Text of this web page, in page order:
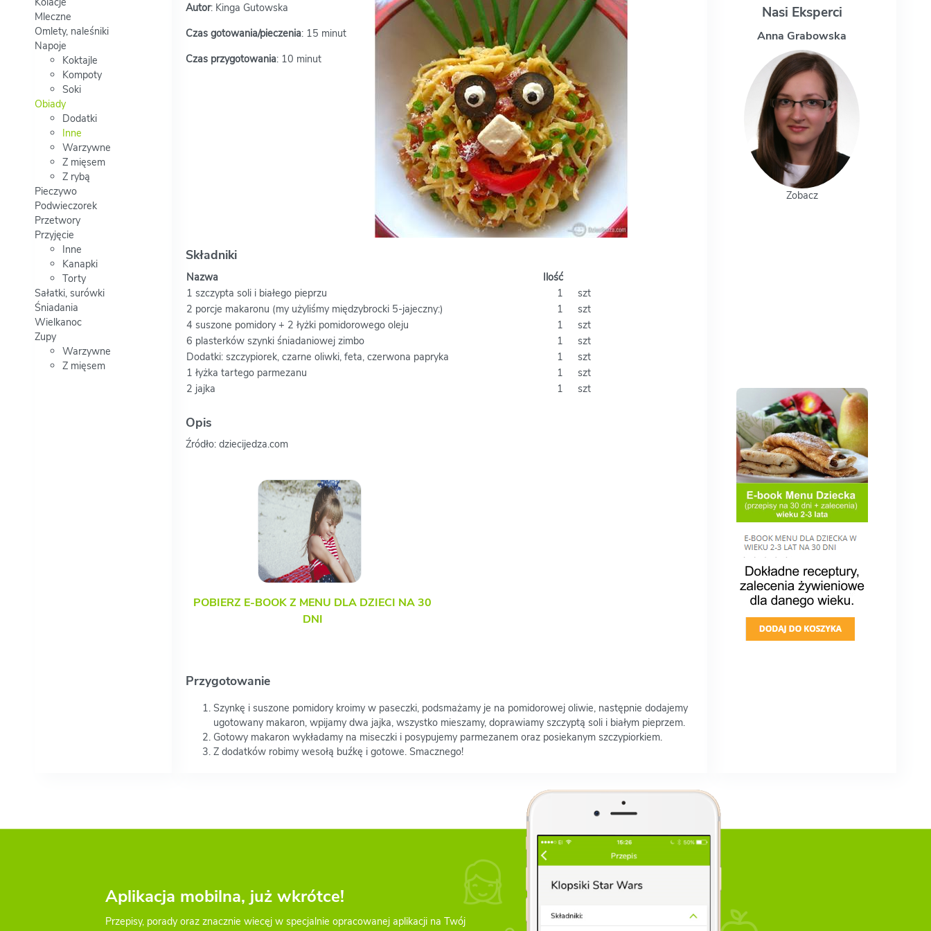
Autor: Kinga Gutowska
Czas gotowania/pieczenia: 15 minut
Czas przygotowania: 10 minut
Składniki
Nazwa
Ilość
1 szczypta soli i białego pieprzu
1
szt
2 porcje makaronu (my użyliśmy międzybrocki 5-jajeczny:)
1
szt
4 suszone pomidory + 2 łyżki pomidorowego oleju
1
szt
6 plasterków szynki śniadaniowej zimbo
1
szt
Dodatki: szczypiorek, czarne oliwki, feta, czerwona papryka
1
szt
1 łyżka tartego parmezanu
1
szt
2 jajka
1 szt
Opis
Źródło: dziecijedza.com
POBIERZ E-BOOK Z MENU DLA DZIECI NA 30
DNI
Przygotowanie
Szynkę i suszone pomidory kroimy w paseczki, podsmażamy je na pomidorowej oliwie, następnie dodajemy
ugotowany makaron, wpijamy dwa jajka, wszystko mieszamy, doprawiamy szczyptą soli i białym pieprzem.
Gotowy makaron wykładamy na miseczki i posypujemy parmezanem oraz posiekanym szczypiorkiem.
Z dodatków robimy wesołą buźkę i gotowe. Smacznego!
Mleczne
Omlety, naleśniki
Napoje
Koktajle
Kompoty
Soki
Obiady
Dodatki
Inne
Warzywne
Z mięsem
Z rybą
Pieczywo
Podwieczorek
Przetwory
Przyjęcie
Inne
Kanapki
Torty
Sałatki, surówki
Śniadania
Wielkanoc
Zupy
Warzywne
Z mięsem
Nasi Eksperci
Anna Grabowska
Aplikacja mobilna, już wkrótce!
Przepisy, porady oraz znacznie wiecęj w specjalnie opracowanej aplikacji na Twój